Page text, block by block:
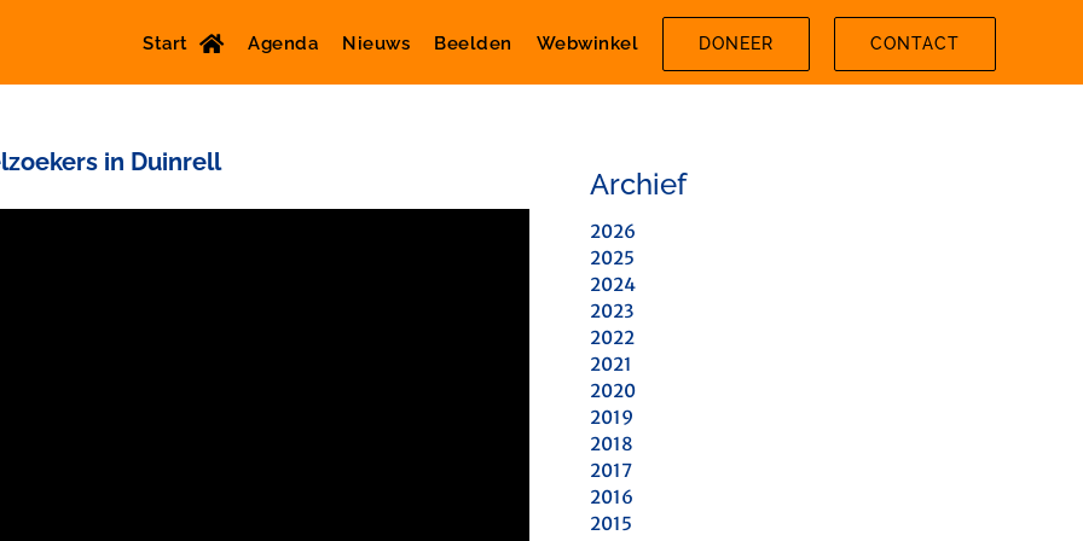
Start Agenda Nieuws Beelden Webwinkel DONEER CONTACT
in Duinrell
Archief
2026
2025
2024
2023
2022
2021
2020
2019
2018
2017
2016
2015